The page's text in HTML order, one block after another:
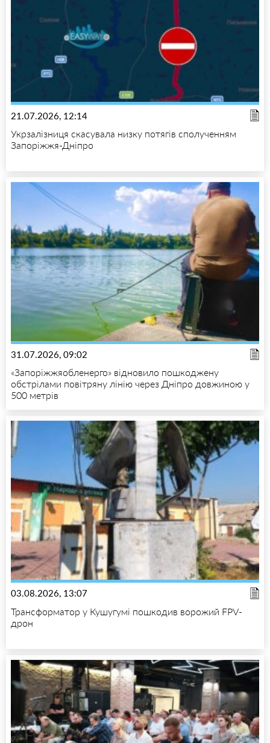
21.07.2026, 12:14
Укрзалізниця скасувала низку потягів сполученням
Запоріжжя-Дніпро
31.07.2026, 09:02
«Запоріжжяобленерго» відновило пошкоджену
обстрілами повітряну лінію через Дніпро довжиною у
500 метрів
03.08.2026, 13:07
Трансформатор у Кушугумі пошкодив ворожий FPV-
дрон